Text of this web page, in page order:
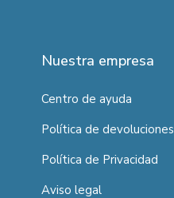
Nuestra empresa
Centro de ayuda
Política de devoluciones
Política de Privacidad
Aviso legal